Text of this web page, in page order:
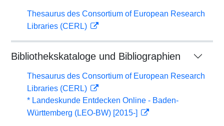
Thesaurus des Consortium of European Research
Libraries (CERL)
Bibliothekskataloge und Bibliographien
Thesaurus des Consortium of European Research
Libraries (CERL)
* Landeskunde Entdecken Online - Baden-
Württemberg (LEO-BW) [2015-]